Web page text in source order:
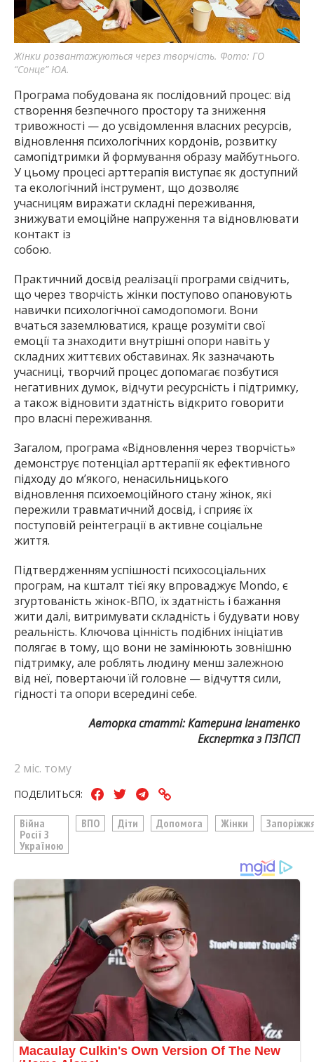
Жінки розвантажуються через творчість. Фото: ГО
“Сонце” ЮА.
Програма побудована як послідовний процес: від
створення безпечного простору та зниження
тривожності — до усвідомлення власних ресурсів,
відновлення психологічних кордонів, розвитку
самопідтримки й формування образу майбутнього.
У цьому процесі арттерапія виступає як доступний
та екологічний інструмент, що дозволяє
учасницям виражати складні переживання,
знижувати емоційне напруження та відновлювати
контакт із
собою.
Практичний досвід реалізації програми свідчить,
що через творчість жінки поступово опановують
навички психологічної самодопомоги. Вони
вчаться заземлюватися, краще розуміти свої
емоції та знаходити внутрішні опори навіть у
складних життєвих обставинах. Як зазначають
учасниці, творчий процес допомагає позбутися
негативних думок, відчути ресурсність і підтримку,
а також відновити здатність відкрито говорити
про власні переживання.
Загалом, програма «Відновлення через творчість»
демонструє потенціал арттерапії як ефективного
підходу до м’якого, ненасильницького
відновлення психоемоційного стану жінок, які
пережили травматичний досвід, і сприяє їх
поступовій реінтеграції в активне соціальне
життя.
Підтвердженням успішності психосоціальних
програм, на кшталт тієї яку впроваджує Mondo, є
згуртованість жінок-ВПО, їх здатність і бажання
жити далі, витримувати складність і будувати нову
реальність. Ключова цінність подібних ініціатив
полягає в тому, що вони не замінюють зовнішню
підтримку, але роблять людину менш залежною
від неї, повертаючи їй головне — відчуття сили,
гідності та опори всередині себе.
Авторка статті: Катерина Ігнатенко
Експертка з ПЗПСП
2 міс. тому
ПОДЕЛИТЬСЯ:
Війна
Росії З
Україною
ВПО Діти Допомога Жінки